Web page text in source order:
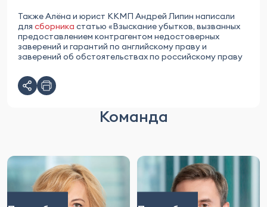
Также Алёна и юрист ККМП Андрей Липин написали
для сборника статью «Взыскание убытков, вызванных
предоставлением контрагентом недостоверных
заверений и гарантий по английскому праву и
заверений об обстоятельствах по российскому праву
Команда